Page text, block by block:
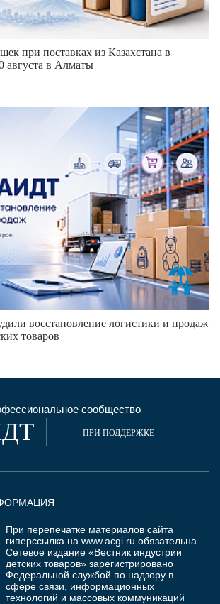
при поставках из Казахстана в
августа в Алматы
восстановление логистики и продаж
товаров
сообщество
ПРИ ПОДДЕРЖКЕ
При перепечатке материалов сайта
гиперссылка на www.acgi.ru обязательна.
Сетевое издание «Вестник индустрии
детских товаров» зарегистрировано
Федеральной службой по надзору в
сфере связи, информационных
технологий и массовых коммуникаций